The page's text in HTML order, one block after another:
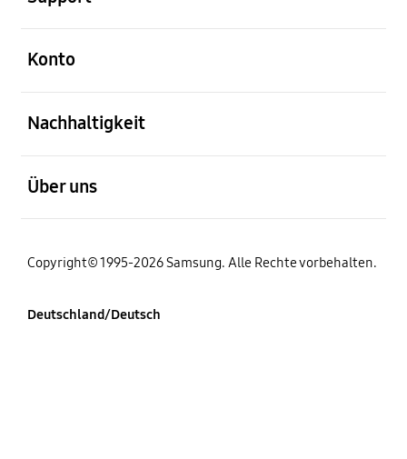
Konto
Nachhaltigkeit
Über uns
Copyright© 1995-2026 Samsung. Alle Rechte vorbehalten.
Deutschland/Deutsch